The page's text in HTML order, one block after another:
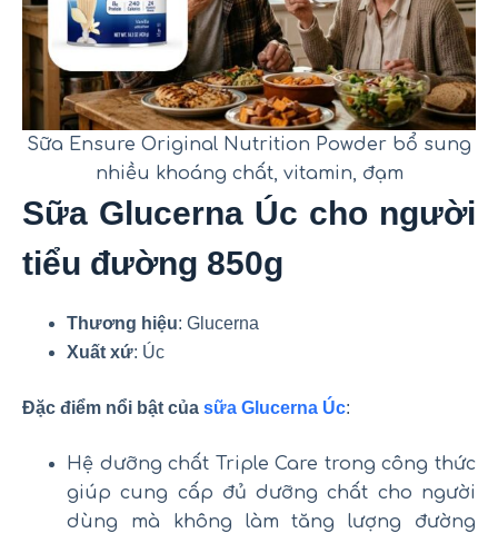
Sữa Ensure Original Nutrition Powder bổ sung
nhiều khoáng chất, vitamin, đạm
Sữa Glucerna Úc cho người
tiểu đường 850g
Thương hiệu: Glucerna
Xuất xứ: Úc
Đặc điểm nổi bật của sữa Glucerna Úc:
Hệ dưỡng chất Triple Care trong công thức
giúp cung cấp đủ dưỡng chất cho người
dùng mà không làm tăng lượng đường